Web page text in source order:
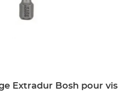
Extradur Bosh pour vis